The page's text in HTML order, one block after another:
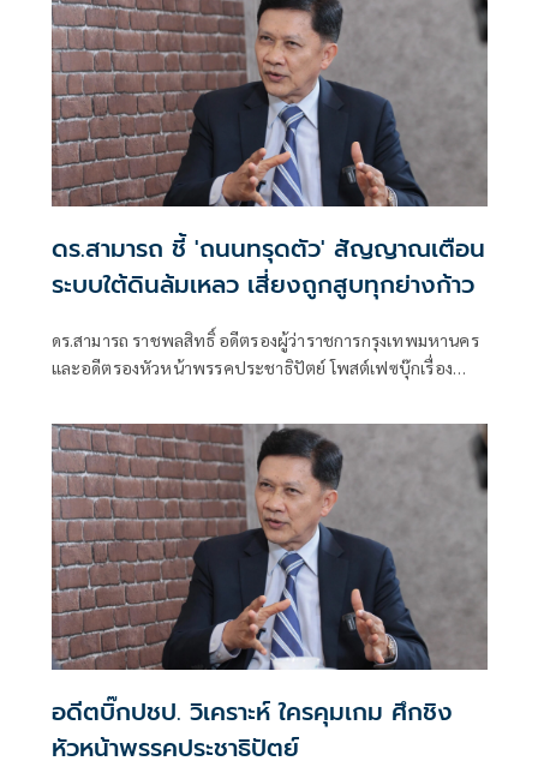
ดร.สามารถ ชี้ 'ถนนทรุดตัว' สัญญาณเตือน
ระบบใต้ดินล้มเหลว เสี่ยงถูกสูบทุกย่างก้าว
ดร.สามารถ ราชพลสิทธิ์ อดีตรองผู้ว่าราชการกรุงเทพมหานคร
และอดีตรองหัวหน้าพรรคประชาธิปัตย์ โพสต์เฟซบุ๊กเรื่อง
อดีตบิ๊กปชป. วิเคราะห์ ใครคุมเกม ศึกชิง
หัวหน้าพรรคประชาธิปัตย์